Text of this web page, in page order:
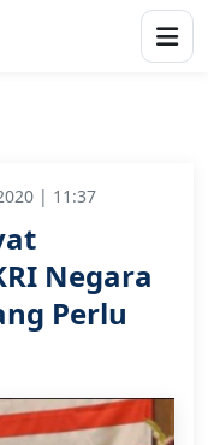
| 11:37
Negara
Perlu